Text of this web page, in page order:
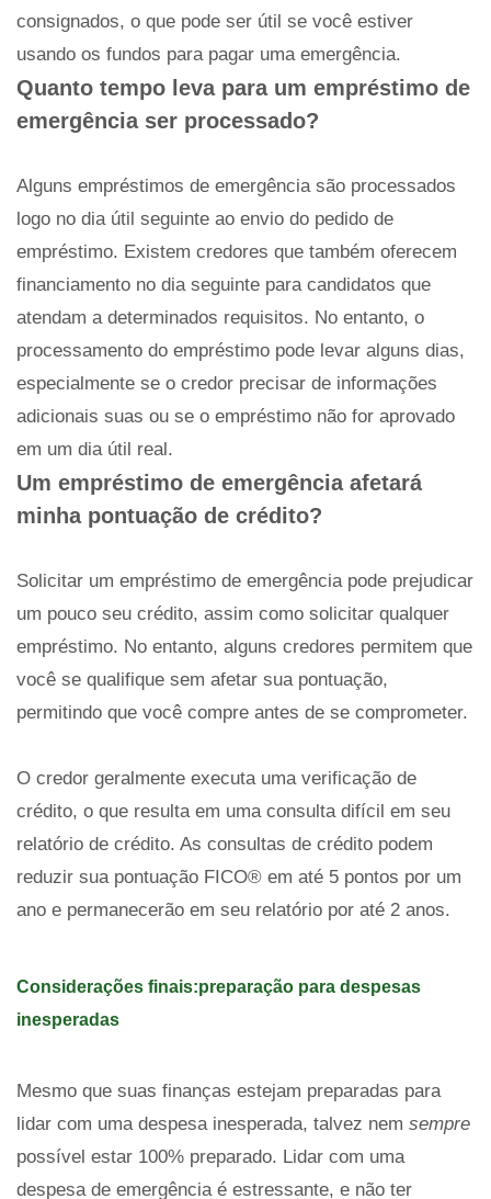
consignados, o que pode ser útil se você estiver
usando os fundos para pagar uma emergência.
Quanto tempo leva para um empréstimo de
emergência ser processado?
Alguns empréstimos de emergência são processados ​​
logo no dia útil seguinte ao envio do pedido de
empréstimo. Existem credores que também oferecem
financiamento no dia seguinte para candidatos que
atendam a determinados requisitos. No entanto, o
processamento do empréstimo pode levar alguns dias,
especialmente se o credor precisar de informações
adicionais suas ou se o empréstimo não for aprovado
em um dia útil real.
Um empréstimo de emergência afetará
minha pontuação de crédito?
Solicitar um empréstimo de emergência pode prejudicar
um pouco seu crédito, assim como solicitar qualquer
empréstimo. No entanto, alguns credores permitem que
você se qualifique sem afetar sua pontuação,
permitindo que você compre antes de se comprometer.
O credor geralmente executa uma verificação de
crédito, o que resulta em uma consulta difícil em seu
relatório de crédito. As consultas de crédito podem
reduzir sua pontuação FICO® em até 5 pontos por um
ano e permanecerão em seu relatório por até 2 anos.
Considerações finais:preparação para despesas
inesperadas
Mesmo que suas finanças estejam preparadas para
lidar com uma despesa inesperada, talvez nem sempre
possível estar 100% preparado. Lidar com uma
despesa de emergência é estressante, e não ter